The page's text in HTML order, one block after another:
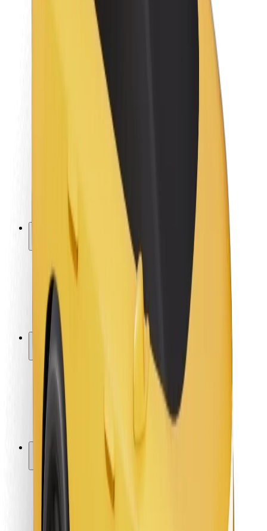
Održivost uz Bolt
Projekt nula
Smjernice za brend
Odnosi s investitorima
Mediji
Urban Fund
Sigurnost korisnika
Sigurnost vozača
Sigurnost na romobilu
Sigurnosni laboratorij
Gradovi
Lokacije
Gradska rješenja
Zračne luke
Bolt stanice za punjenje
Podrška
Za korisnike
Za vozače
Za dostavljače